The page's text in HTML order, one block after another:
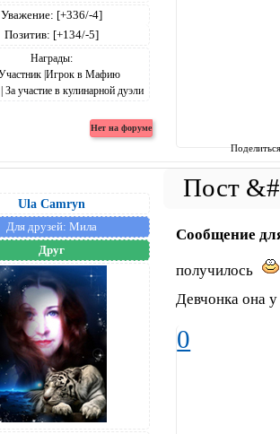
Уважение: [+336/-4]
Позитив: [+134/-5]
Награды:
Ula Camryn
Для друзей: Мила
Друг
Сообщение
получилось
Девчонка она
0